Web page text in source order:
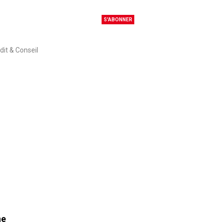
S'ABONNER
& Conseil